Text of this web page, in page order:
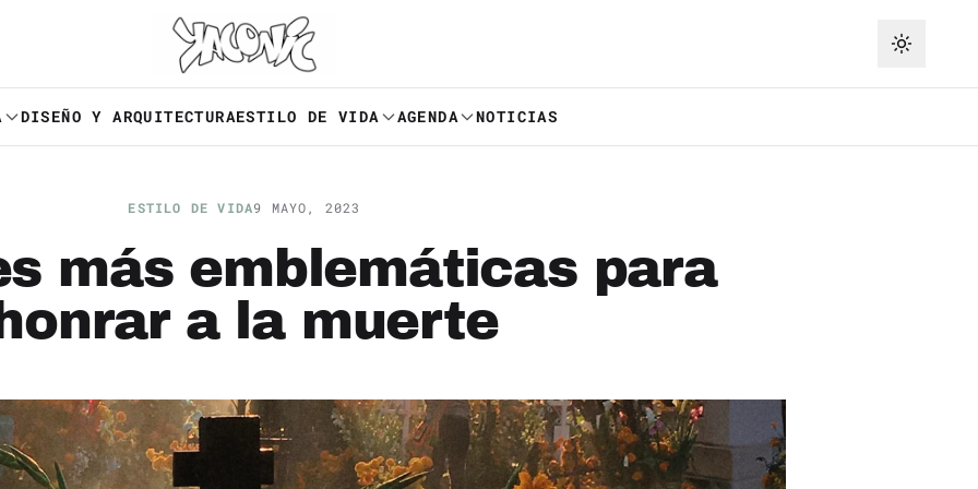
DISEÑO Y ARQUITECTURAESTILO DE VIDA AGENDA NOTICIAS
ESTILO DE VIDA9 MAYO, 2023
más emblemáticas para
honrar a la muerte